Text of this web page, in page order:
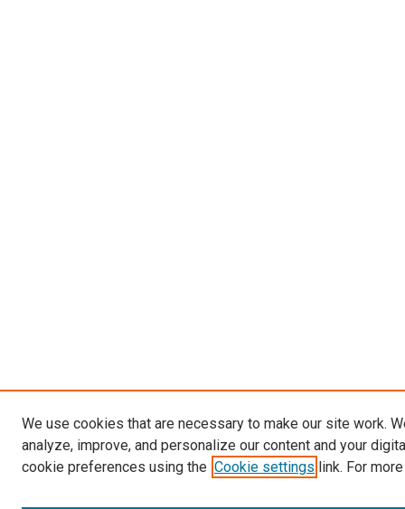
We use cookies that are necessary to make our site work.
analyze, improve, and personalize our content and your
cookie preferences using the Cookie settings link. For